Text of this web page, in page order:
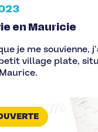
en Mauricie
je me souvienne,
village plate,